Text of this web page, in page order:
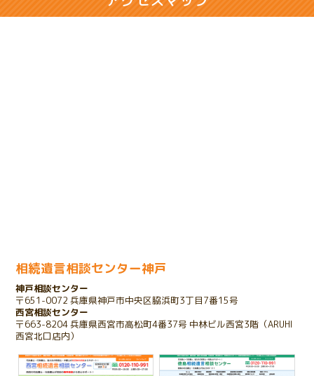
相続人同士の折り合いが悪いケース
2023.10.25
存在を知らない相続人が発覚したケース
子のいない夫婦が配偶者のみに財産を残すケース
相続遺言相談センター神戸
神戸相談センター
〒651-0072 兵庫県神戸市中央区脇浜町3丁目7番15号
西宮相談センター
〒663-8204 兵庫県西宮市高松町4番37号 中林ビル西宮3階（ARUHI
西宮北口店内）